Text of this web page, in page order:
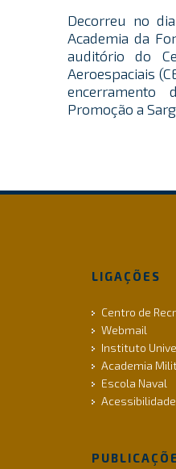
Decorreu no
Academia da
auditório do
Aeroespaciais
Promoção a
LIGAÇÕES
Centro de
Webmail
Instituto
Academia
Escola Naval
Acessibilidade